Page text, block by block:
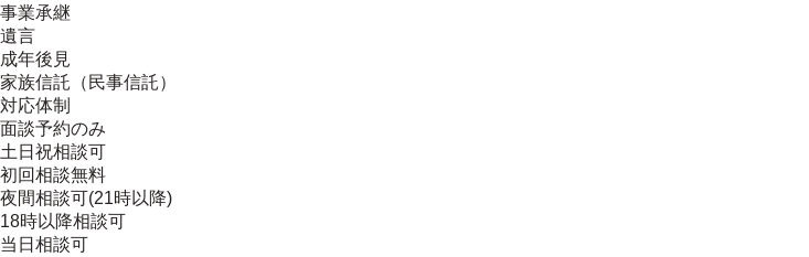
事業承継
遺言
成年後見
家族信託（民事信託）
対応体制
面談予約のみ
土日祝相談可
初回相談無料
夜間相談可(21時以降)
18時以降相談可
当日相談可